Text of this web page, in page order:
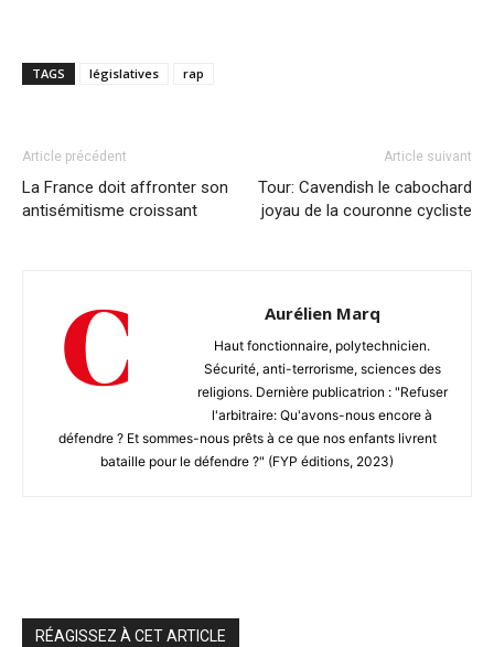
TAGS législatives rap
Article précédent
La France doit affronter son
antisémitisme croissant
Article suivant
Tour: Cavendish le cabochard
joyau de la couronne cycliste
Aurélien Marq
Haut fonctionnaire, polytechnicien.
Sécurité, anti-terrorisme, sciences des
religions. Dernière publicatrion : "Refuser
l'arbitraire: Qu'avons-nous encore à
défendre ? Et sommes-nous prêts à ce que nos enfants livrent
bataille pour le défendre ?" (FYP éditions, 2023)
RÉAGISSEZ À CET ARTICLE